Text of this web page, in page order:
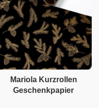
Mariola Kurzrollen
Geschenkpapier